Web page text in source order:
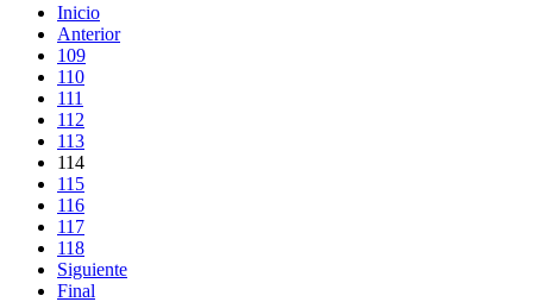
Inicio
Anterior
109
110
111
112
113
114
115
116
117
118
Siguiente
Final